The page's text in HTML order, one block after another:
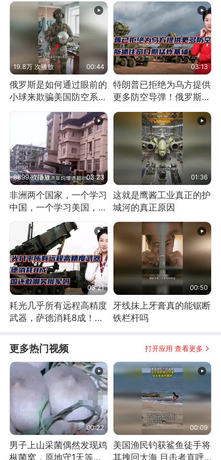
19.8万 次播放 00:44
俄罗斯是如何通过眼前的
小球来欺骗美国防空系统
03:13
特朗普已拒绝为乌方提供
更多防空导弹！俄罗斯抓
8899 次播放 03:23
非洲两个国家，一个学习
中国，一个学习美国，结
果怎么样了？
01:36
这就是鹰酱工业真正的护
城河的真正原因
03:21
耗光几乎所有远程高精度
武器，萨德消耗8成！美
00:50
牙线抹上牙膏真的能锯断
铁栏杆吗
更多热门视频 打开应用 查看更多
00:22
男子上山采菌偶然发现鸡
枞菌窝，原地守1天等它
00:09
美国渔民钓获鲨鱼徒手将
其拽回大海 目击者直呼